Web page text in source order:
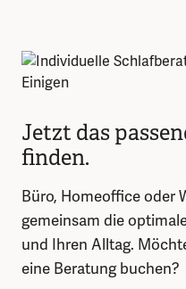
Jetzt das
finden.
Büro, Homeoffice oder
gemeinsam die
und Ihren Alltag.
eine Beratung buchen?